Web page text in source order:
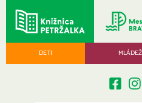
DETI MLÁDEŽ